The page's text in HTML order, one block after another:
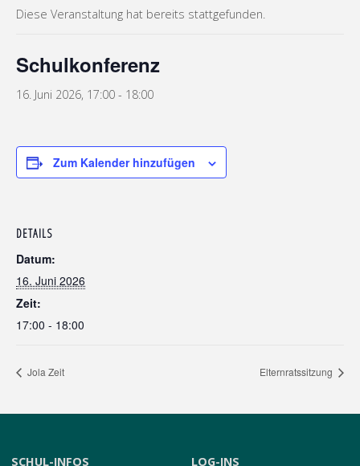
Diese Veranstaltung hat bereits stattgefunden.
Schulkonferenz
16. Juni 2026, 17:00 - 18:00
Zum Kalender hinzufügen
DETAILS
Datum:
16. Juni 2026
Zeit:
17:00 - 18:00
Jola Zeit Elternratssitzung
SCHUL-INFOS LOG-INS